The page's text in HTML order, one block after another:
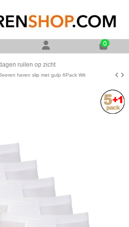
0
uur besteld zelfde dag verzonden
heren slip met gulp 6Pack Wit